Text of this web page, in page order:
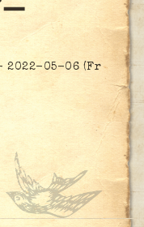
2022-05-06 (Fr